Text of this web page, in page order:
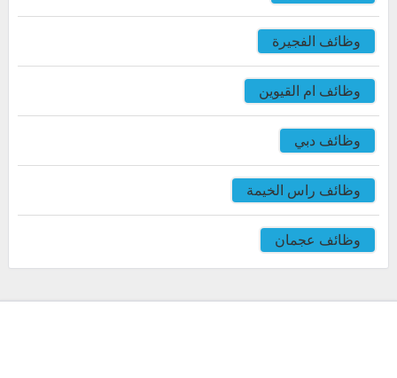
وظائف الفجيرة
وظائف ام القيوين
وظائف دبي
وظائف راس الخيمة
وظائف عجمان